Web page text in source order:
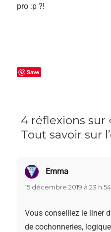
pro :p ?!
Save
4 réflexions sur
Tout savoir sur
Emma
15 décembre 2019 à 23 h
Vous conseillez le liner
de cochonneries,